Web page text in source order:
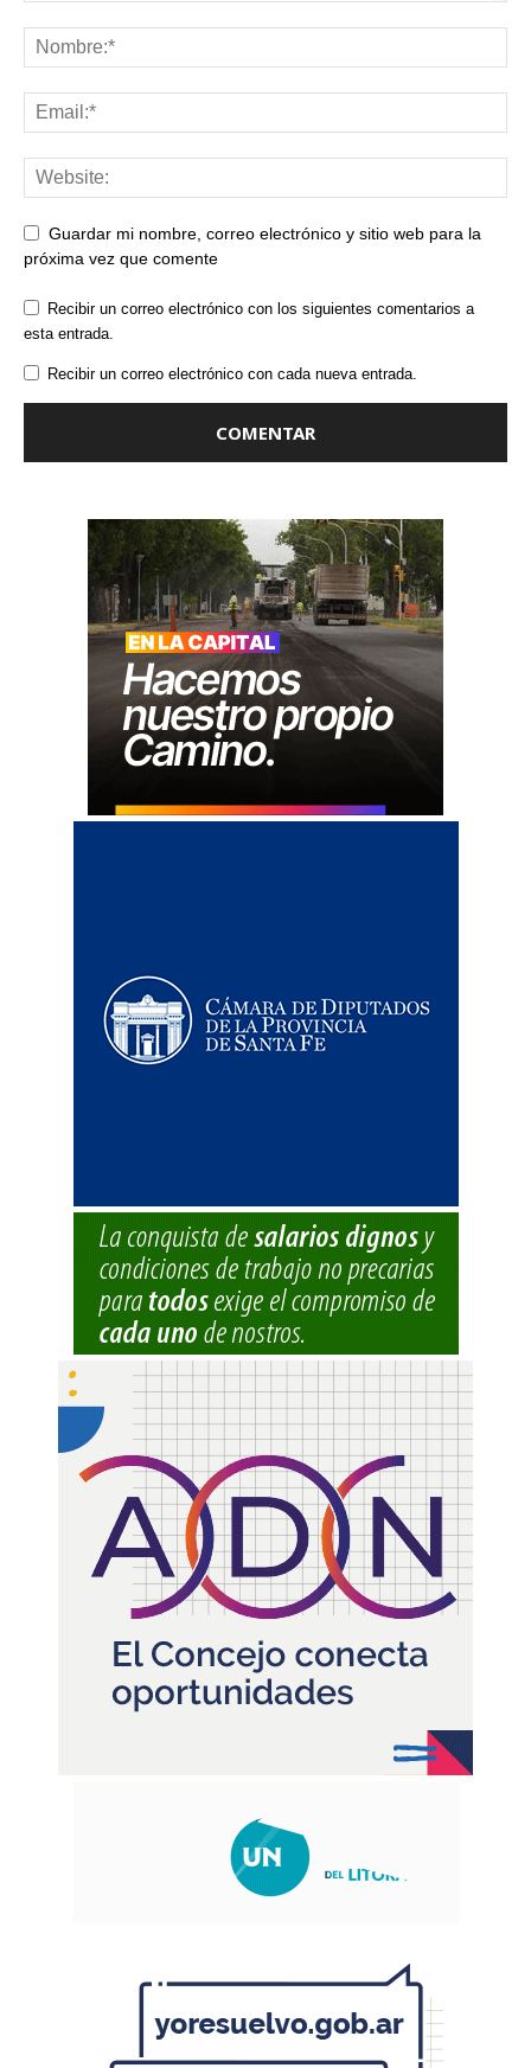
Guardar mi nombre, correo electrónico y sitio web para la
próxima vez que comente
Recibir un correo electrónico con los siguientes comentarios a
esta entrada.
Recibir un correo electrónico con cada nueva entrada.